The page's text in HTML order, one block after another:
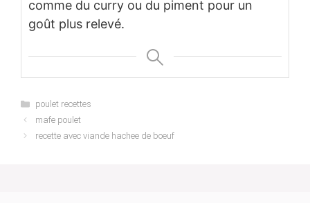
comme du curry ou du piment pour un
goût plus relevé.
Categories
poulet recettes
mafe poulet
recette avec viande hachee de boeuf